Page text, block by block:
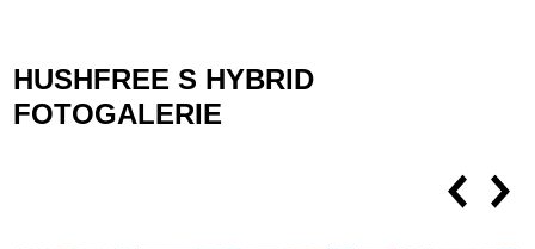
HUSHFREE S HYBRID
FOTOGALERIE